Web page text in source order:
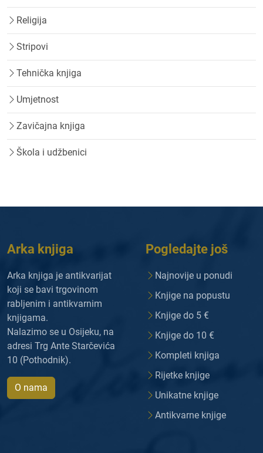
Religija
Stripovi
Tehnička knjiga
Umjetnost
Zavičajna knjiga
Škola i udžbenici
Arka knjiga
Arka knjiga je antikvarijat
koji se bavi trgovinom
rabljenim i antikvarnim
knjigama.
Nalazimo se u Osijeku, na
adresi Trg Ante Starčevića
10 (Pothodnik).
O nama
Pogledajte još
Najnovije u ponudi
Knjige na popustu
Knjige do 5 €
Knjige do 10 €
Kompleti knjiga
Rijetke knjige
Unikatne knjige
Antikvarne knjige